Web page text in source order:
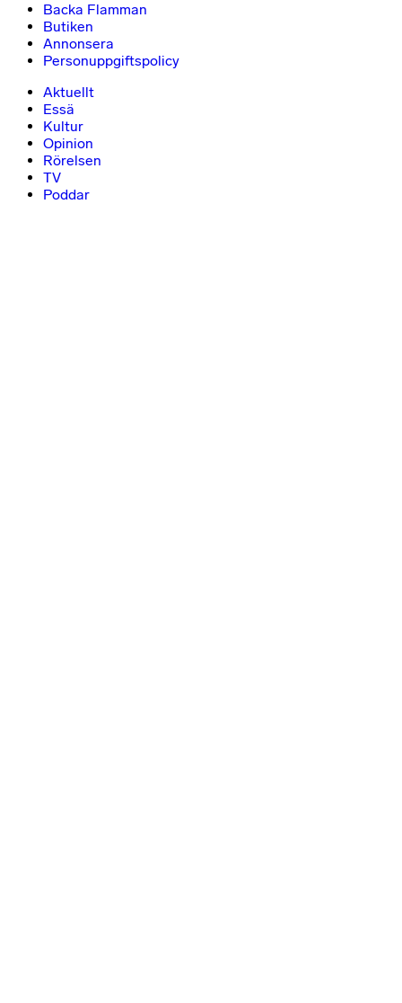
Backa Flamman
Butiken
Annonsera
Personuppgiftspolicy
Aktuellt
Essä
Kultur
Opinion
Rörelsen
TV
Poddar